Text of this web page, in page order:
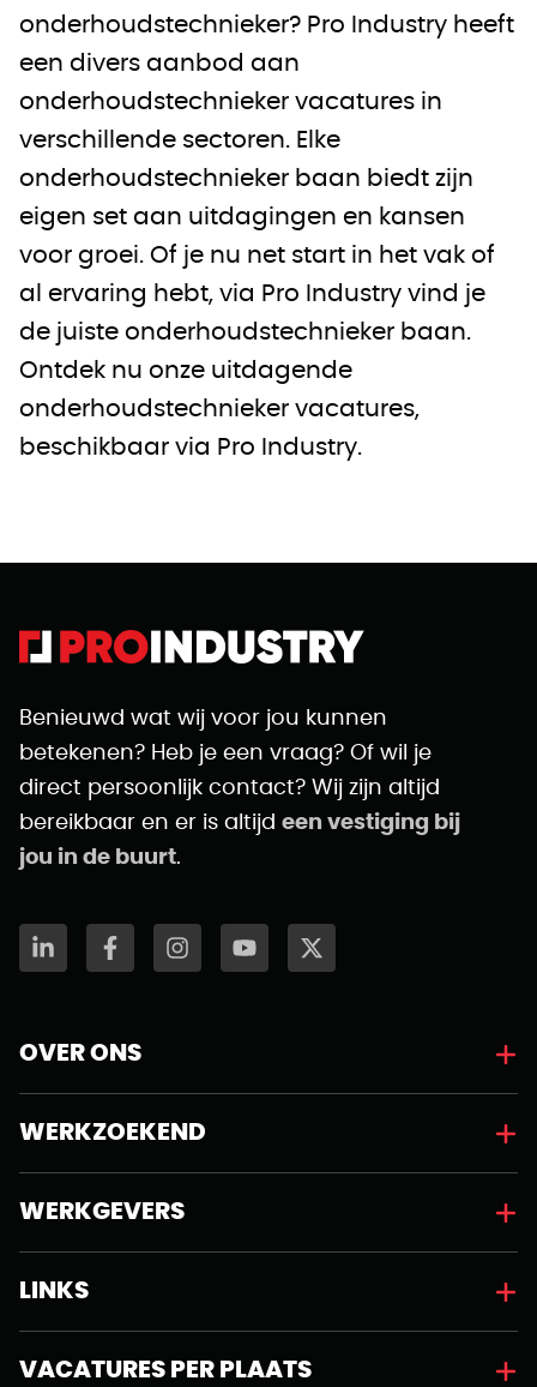
onderhoudstechnieker? Pro Industry heeft
een divers aanbod aan
onderhoudstechnieker vacatures in
verschillende sectoren. Elke
onderhoudstechnieker baan biedt zijn
eigen set aan uitdagingen en kansen
voor groei. Of je nu net start in het vak of
al ervaring hebt, via Pro Industry vind je
de juiste onderhoudstechnieker baan.
Ontdek nu onze uitdagende
onderhoudstechnieker vacatures,
beschikbaar via Pro Industry.
Benieuwd wat wij voor jou kunnen
betekenen? Heb je een vraag? Of wil je
direct persoonlijk contact? Wij zijn altijd
bereikbaar en er is altijd een vestiging bij
jou in de buurt.
OVER ONS
WERKZOEKEND
WERKGEVERS
LINKS
VACATURES PER PLAATS